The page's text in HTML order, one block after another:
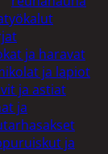
ja haravat
ja lapiot
ja astiat
ja
ja